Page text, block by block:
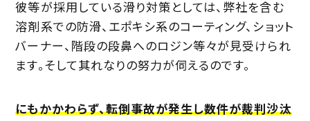
彼等が採用している滑り対策としては、弊社を含む
溶剤系での防滑、エポキシ系のコーティング、ショット
バーナー、階段の段鼻へのロジン等々が見受けられ
ます。そして其れなりの努力が伺えるのです。
にもかかわらず、転倒事故が発生し数件が裁判沙汰